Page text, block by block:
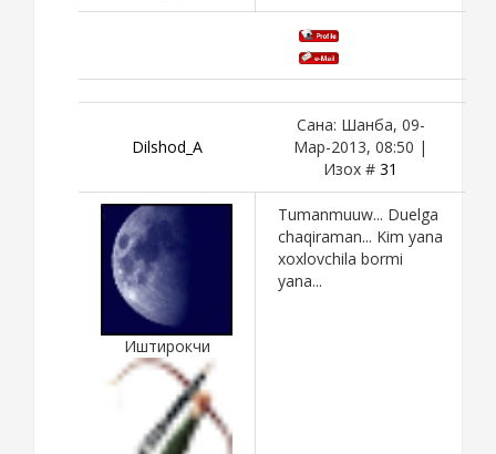
Dilshod_A
Сана: Шанба, 09-
Мар-2013, 08:50 |
Изох # 31
Иштирокчи
Tumanmuuw... Duelga
chaqiraman... Kim yana
xoxlovchila bormi
yana...